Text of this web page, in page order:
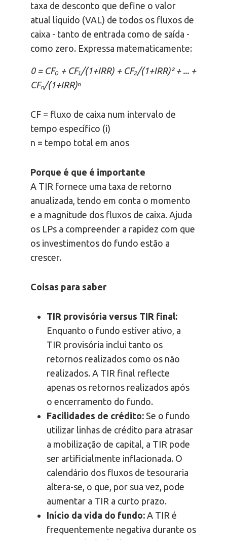
taxa de desconto que define o valor
atual líquido (VAL) de todos os fluxos de
caixa - tanto de entrada como de saída -
como zero. Expressa matematicamente:
0 = CF₀ + CF₁/(1+IRR) + CF₂/(1+IRR)² + ... +
CFₙ/(1+IRR)ⁿ
CF = fluxo de caixa num intervalo de
tempo específico (i)
n = tempo total em anos
Porque é que é importante
A TIR fornece uma taxa de retorno
anualizada, tendo em conta o momento
e a magnitude dos fluxos de caixa. Ajuda
os LPs a compreender a rapidez com que
os investimentos do fundo estão a
crescer.
Coisas para saber
TIR provisória versus TIR final:
Enquanto o fundo estiver ativo, a
TIR provisória inclui tanto os
retornos realizados como os não
realizados. A TIR final reflecte
apenas os retornos realizados após
o encerramento do fundo.
Facilidades de crédito: Se o fundo
utilizar linhas de crédito para atrasar
a mobilização de capital, a TIR pode
ser artificialmente inflacionada. O
calendário dos fluxos de tesouraria
altera-se, o que, por sua vez, pode
aumentar a TIR a curto prazo.
Início da vida do fundo: A TIR é
frequentemente negativa durante os